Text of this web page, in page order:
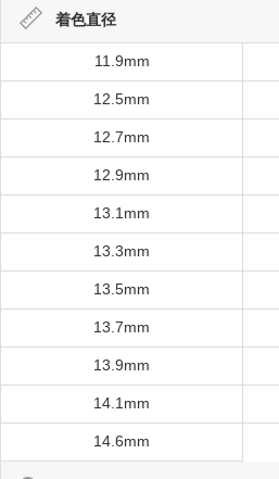
着色直径
11.9mm
12.5mm
12.7mm
12.9mm
13.1mm
13.3mm
13.5mm
13.7mm
13.9mm
14.1mm
14.6mm